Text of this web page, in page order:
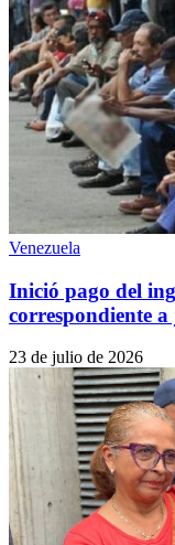
Venezuela
Inició pago del
correspondiente a
23 de julio de 2026